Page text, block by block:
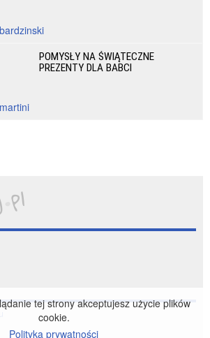
bardzinski
POMYSŁY NA ŚWIĄTECZNE
PREZENTY DLA BABCI
martini
tej strony akceptujesz użycie plików
cookie.
Polityka prywatności